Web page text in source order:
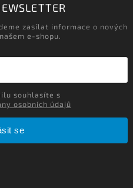
zasílat informace o nových
e-shopu.
osobních údajů
se